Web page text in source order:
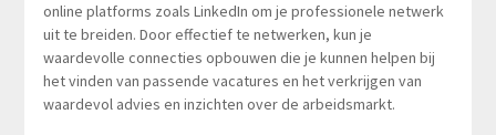
online platforms zoals LinkedIn om je professionele netwerk
uit te breiden. Door effectief te netwerken, kun je
waardevolle connecties opbouwen die je kunnen helpen bij
het vinden van passende vacatures en het verkrijgen van
waardevol advies en inzichten over de arbeidsmarkt.